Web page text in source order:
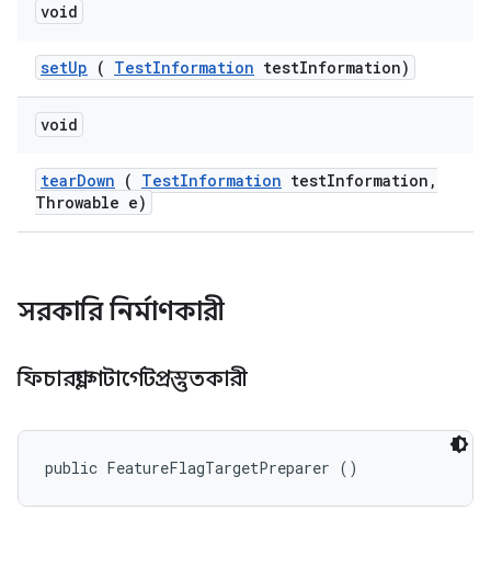
void
setUp ( TestInformation testInformation)
void
tearDown ( TestInformation testInformation ,
Throwable e)
সরকারি নির্মাণকারী
ফিচারফ্ল্যাগটার্গেটপ্রস্তুতকারী
public FeatureFlagTargetPreparer ()